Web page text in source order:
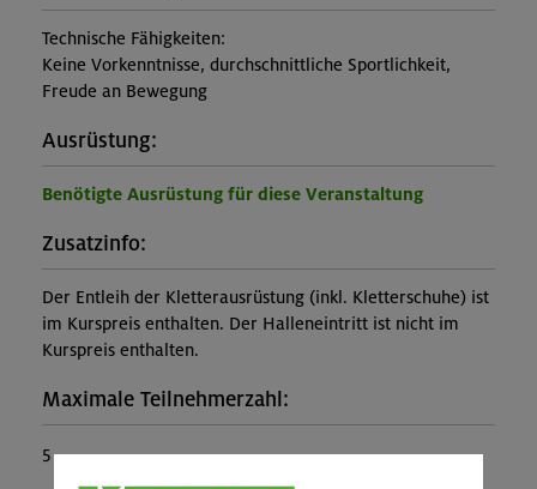
Technische Fähigkeiten:
Keine Vorkenntnisse, durchschnittliche Sportlichkeit,
Freude an Bewegung
Ausrüstung:
Benötigte Ausrüstung für diese Veranstaltung
Zusatzinfo:
Der Entleih der Kletterausrüstung (inkl. Kletterschuhe) ist
im Kurspreis enthalten. Der Halleneintritt ist nicht im
Kurspreis enthalten.
Maximale Teilnehmerzahl:
5